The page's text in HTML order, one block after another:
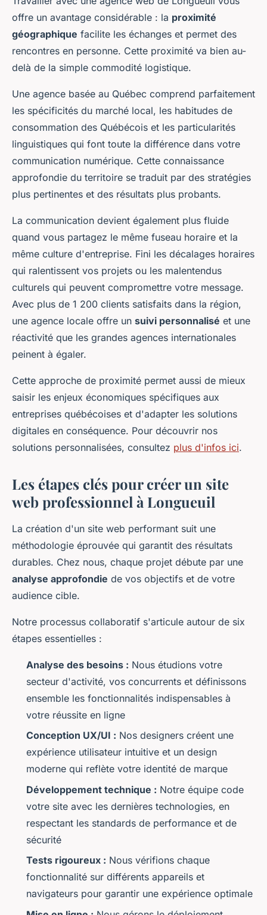
offre un avantage considérable : la proximité
géographique facilite les échanges et permet des
rencontres en personne. Cette proximité va bien au-
delà de la simple commodité logistique.
Une agence basée au Québec comprend parfaitement
les spécificités du marché local, les habitudes de
consommation des Québécois et les particularités
linguistiques qui font toute la différence dans votre
communication numérique. Cette connaissance
approfondie du territoire se traduit par des stratégies
plus pertinentes et des résultats plus probants.
La communication devient également plus fluide
quand vous partagez le même fuseau horaire et la
même culture d'entreprise. Fini les décalages horaires
qui ralentissent vos projets ou les malentendus
culturels qui peuvent compromettre votre message.
Avec plus de 1 200 clients satisfaits dans la région,
une agence locale offre un suivi personnalisé et une
réactivité que les grandes agences internationales
peinent à égaler.
Cette approche de proximité permet aussi de mieux
saisir les enjeux économiques spécifiques aux
entreprises québécoises et d'adapter les solutions
digitales en conséquence. Pour découvrir nos
solutions personnalisées, consultez plus d'infos ici.
Les étapes clés pour créer un site
web professionnel à Longueuil
La création d'un site web performant suit une
méthodologie éprouvée qui garantit des résultats
durables. Chez nous, chaque projet débute par une
analyse approfondie de vos objectifs et de votre
audience cible.
Notre processus collaboratif s'articule autour de six
étapes essentielles :
Analyse des besoins : Nous étudions votre
secteur d'activité, vos concurrents et définissons
ensemble les fonctionnalités indispensables à
votre réussite en ligne
Conception UX/UI : Nos designers créent une
expérience utilisateur intuitive et un design
moderne qui reflète votre identité de marque
Développement technique : Notre équipe code
votre site avec les dernières technologies, en
respectant les standards de performance et de
sécurité
Tests rigoureux : Nous vérifions chaque
fonctionnalité sur différents appareils et
navigateurs pour garantir une expérience optimale